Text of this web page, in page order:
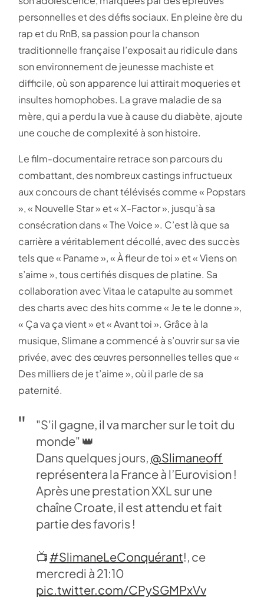
personnelles et des défis sociaux. En pleine ère du
rap et du RnB, sa passion pour la chanson
traditionnelle française l’exposait au ridicule dans
son environnement de jeunesse machiste et
difficile, où son apparence lui attirait moqueries et
insultes homophobes. La grave maladie de sa
mère, qui a perdu la vue à cause du diabète, ajoute
une couche de complexité à son histoire.
Le film-documentaire retrace son parcours du
combattant, des nombreux castings infructueux
aux concours de chant télévisés comme « Popstars
», « Nouvelle Star » et « X-Factor », jusqu’à sa
consécration dans « The Voice ». C’est là que sa
carrière a véritablement décollé, avec des succès
tels que « Paname », « À fleur de toi » et « Viens on
s’aime », tous certifiés disques de platine. Sa
collaboration avec Vitaa le catapulte au sommet
des charts avec des hits comme « Je te le donne »,
« Ça va ça vient » et « Avant toi ». Grâce à la
musique, Slimane a commencé à s’ouvrir sur sa vie
privée, avec des œuvres personnelles telles que «
Des milliers de je t’aime », où il parle de sa
paternité.
"S'il gagne, il va marcher sur le toit du
monde" 👑
Dans quelques jours, @Slimaneoff
représentera la France à l’Eurovision !
Après une prestation XXL sur une
chaîne Croate, il est attendu et fait
partie des favoris !
📺#SlimaneLeConquérant!, ce
mercredi à 21:10
pic.twitter.com/CPySGMPxVv